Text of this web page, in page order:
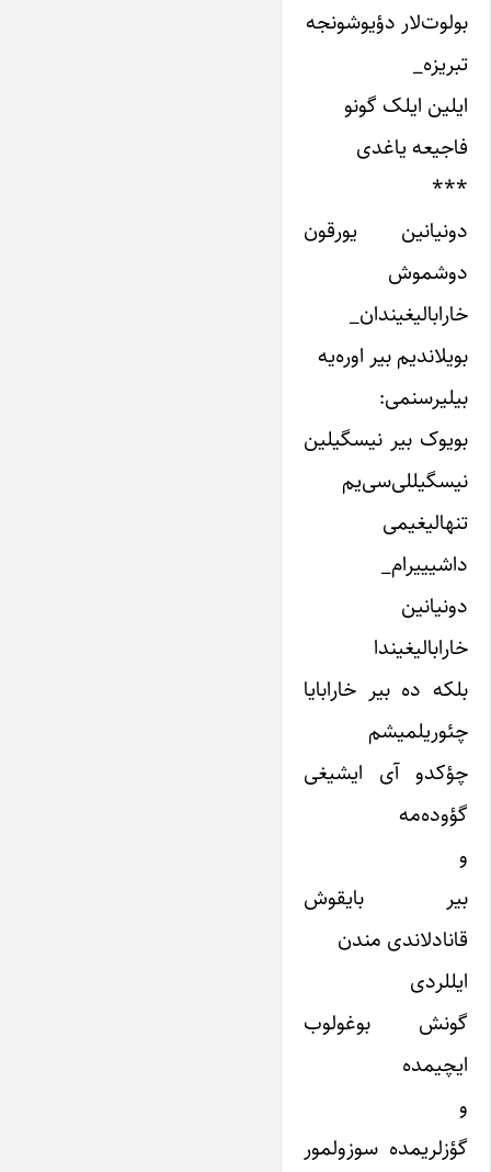
بولوت‌لار دؤیوشونجه
تبریزه_
ایلین ایلک گونو
فاجیعه یاغدی
***
دونیانین یورقون
دوشموش
خارابالیغیندان_
بویلاندیم بیر اوره‌یه
بیلیرسنمی:
بویوک بیر نیسگیلین
نیسگیللی‌سی‌یم
تنهالیغیمی
داشیییرام_
دونیانین
خارابالیغیندا
بلکه ده بیر خارابایا
چئوریلمیشم
چؤکدو آی ایشیغی
گؤوده‌مه
و
بیر بایقوش
قانادلاندی مندن
ایللردی
گونش بوغولوب
ایچیمده
و
گؤزلریمده سوزولمور